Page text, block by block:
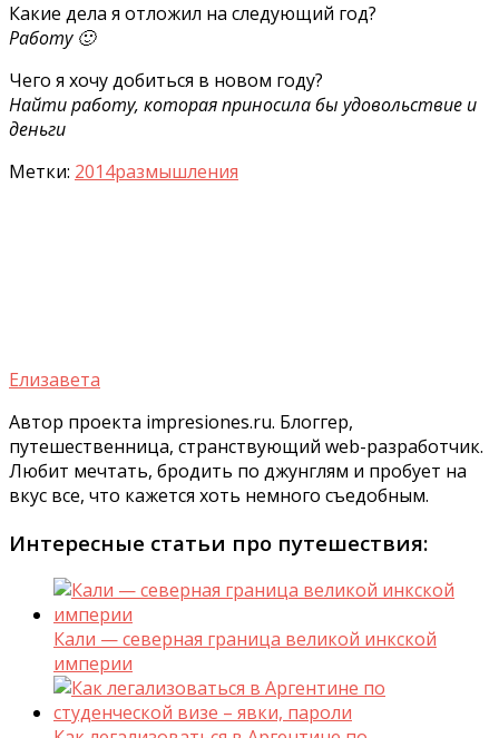
Какие дела я отложил на следующий год?
Работу 🙂
Чего я хочу добиться в новом году?
Найти работу, которая приносила бы удовольствие и
деньги
Метки: 2014размышления
Елизавета
Автор проекта impresiones.ru. Блоггер,
путешественница, странствующий web-разработчик.
Любит мечтать, бродить по джунглям и пробует на
вкус все, что кажется хоть немного съедобным.
Интересные статьи про путешествия:
Кали — северная граница великой инкской
империи